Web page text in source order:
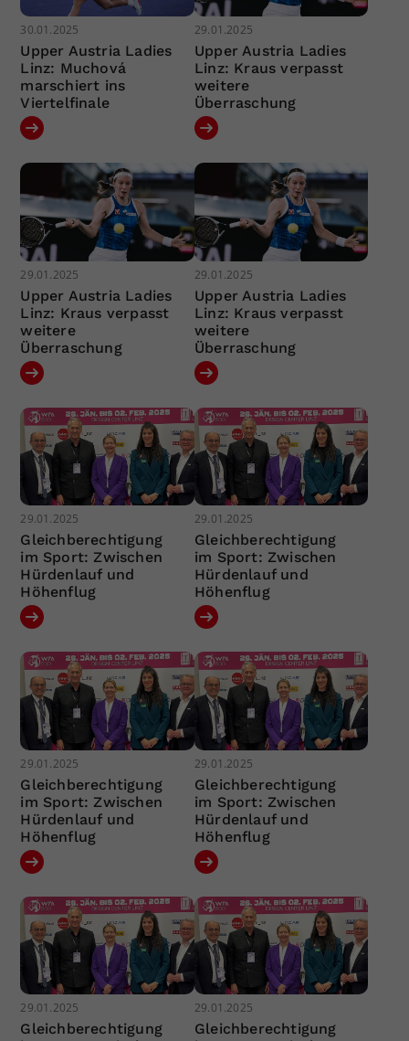
30.01.2025
Upper Austria Ladies
Linz: Muchová
marschiert ins
Viertelfinale
29.01.2025
Upper Austria Ladies
Linz: Kraus verpasst
weitere
Überraschung
29.01.2025
Upper Austria Ladies
Linz: Kraus verpasst
weitere
Überraschung
29.01.2025
Upper Austria Ladies
Linz: Kraus verpasst
weitere
Überraschung
29.01.2025
Gleichberechtigung
im Sport: Zwischen
Hürdenlauf und
Höhenflug
29.01.2025
Gleichberechtigung
im Sport: Zwischen
Hürdenlauf und
Höhenflug
29.01.2025
Gleichberechtigung
im Sport: Zwischen
Hürdenlauf und
Höhenflug
29.01.2025
Gleichberechtigung
im Sport: Zwischen
Hürdenlauf und
Höhenflug
29.01.2025
Gleichberechtigung
29.01.2025
Gleichberechtigung